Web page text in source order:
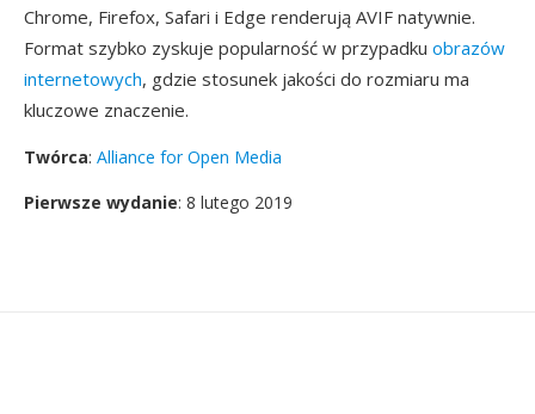
Chrome, Firefox, Safari i Edge renderują AVIF natywnie.
Format szybko zyskuje popularność w przypadku obrazów
internetowych, gdzie stosunek jakości do rozmiaru ma
kluczowe znaczenie.
Twórca: Alliance for Open Media
Pierwsze wydanie: 8 lutego 2019